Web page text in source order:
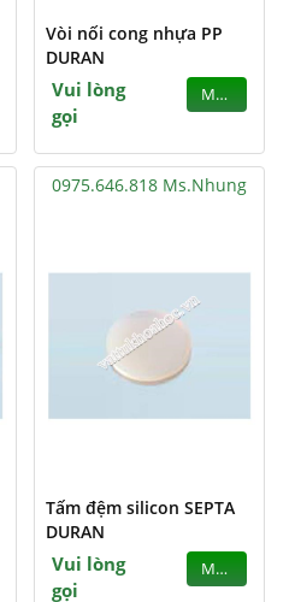
Vòi nối cong nhựa PP
DURAN
Vui lòng
gọi
MUA
0975.646.818 Ms.Nhung
Tấm đệm silicon SEPTA
DURAN
Vui lòng
gọi
MUA